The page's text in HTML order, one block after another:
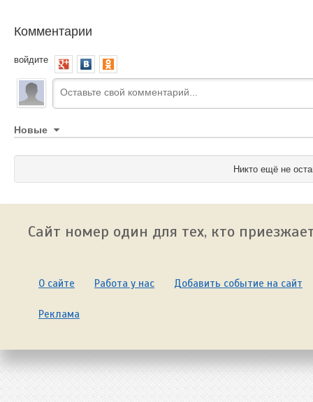
Комментарии
войдите
Новые
Никто ещё не
Сайт номер один для тех, кто
О сайте Работа у нас Добавить событие на сайт
Реклама